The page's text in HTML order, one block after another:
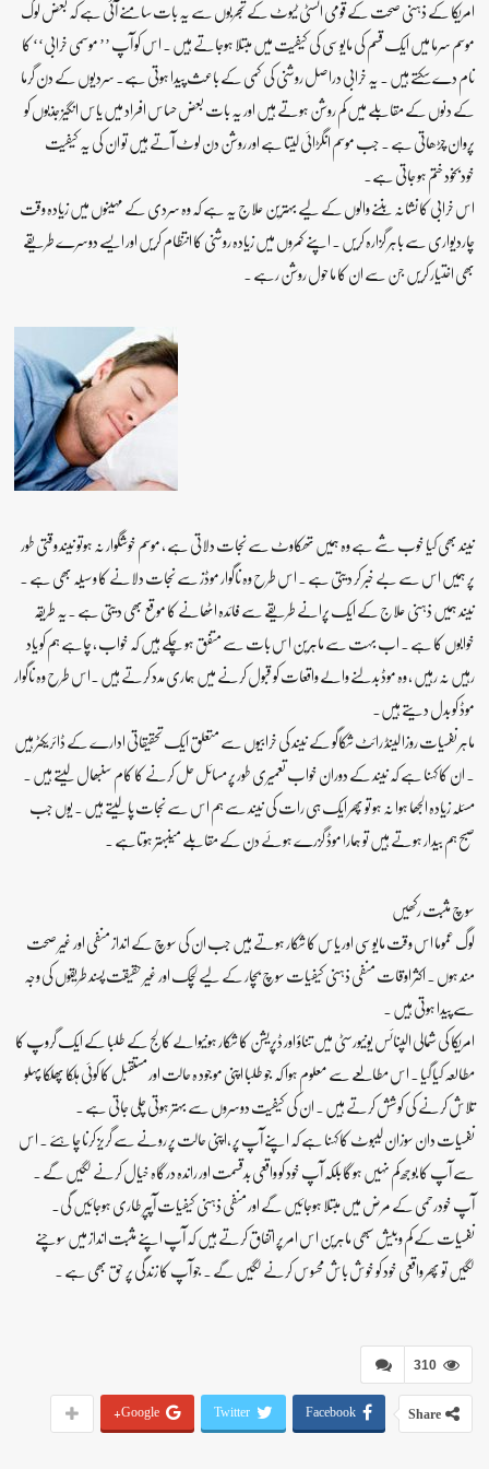
امریکا کے ذہنی صحت کے قومی انسٹی ٹیوٹ کے تجربوں سے یہ بات سامنے آئی ہے کہ بعض لوگ
موسم سرما میں ایک قسم کی مایوسی کی کیفیت میں مبتلا ہوجاتے ہیں ۔ اس کو آپ ’’ موسمی خرابی‘‘ کا
نام دے سکتے ہیں ۔ یہ خرابی دراصل روشنی کی کمی کے باعث پیدا ہوتی ہے۔ سردیوں کے دن گرما
کے دنوں کے مقابلے میں کم روشن ہوتے ہیں اور یہ بات بعض حساس افراد میں یاس انگیز جذبوں کو
پروان چڑھاتی ہے ۔ جب موسم انگڑائی لیتا ہے اور روشن دن لوٹ آتے ہیں تو ان کی یہ کیفیت
خودبخود ختم ہو جاتی ہے۔
اس خرابی کا نشانہ بننے والوں کے لیے بہترین علاج یہ ہے کہ وہ سردی کے مہینوں میں زیادہ وقت
چاردیواری سے باہر گزارہ کریں ۔ اپنے کمروں میں زیادہ روشنی کا انتظام کریں اور ایسے دوسرے طریقے
بھی اختیار کریں جن سے ان کا ماحول روشن رہے ۔
نیند بھی کیا خوب شے ہے وہ ہمیں تھکاوٹ سے نجات دلاتی ہے ، موسم خوشگوار نہ ہوتو نیند وقتی طور
پر ہمیں اس سے بے خبر کر دیتی ہے ۔ اس طرح وہ ناگوار موڈز سے نجات دلانے کا وسیلہ بھی ہے ۔
نیند ہمیں ذہنی علاج کے ایک پرانے طریقے سے فائدہ اٹھانے کا موقع بھی دیتی ہے ۔یہ طریقہ
خوابوں کا ہے ۔ اب بہت سے ماہرین اس بات سے متفق ہو چکے ہیں کہ خواب ، چاہے ہم کو یاد
رہیں نہ رہیں ، وہ موڈ بدلنے والے واقعات کو قبول کرنے میں ہماری مدد کرتے ہیں ۔اس طرح وہ ناگوار
موڈ کو بدل دیتے ہیں۔
ماہر نفسیات روزا لینڈ رائٹ شکاگو کے نیند کی خرابیوں سے متعلق ایک تحقیقاتی ادارے کے ڈائریکٹر ہیں
۔ ان کا کہنا ہے کہ نیند کے دوران خواب تعمیری طور پر مسائل حل کرنے کا کام سنبھال لیتے ہیں ۔
مسئلہ زیادہ الجھا ہوا نہ ہو تو پھر ایک ہی رات کی نیند سے ہم اس سے نجات پا لیتے ہیں ۔ یوں جب
صبح ہم بیدار ہوتے ہیں تو ہمارا موڈ گزرے ہوئے دن کے مقابلے میںبہتر ہوتاہے ۔
سوچ مثبت رکھیں
لوگ عموما اس وقت مایوسی اور یاس کا شکار ہوتے ہیں جب ان کی سوچ کے انداز منفی اور غیر صحت
مند ہوں ۔ اکثر اوقات منفی ذہنی کیفیات سوچ بچار کے لیے لچک اور غیر حقیقت پسند طریقوں کی وجہ
سے پیدا ہوتی ہیں ۔
امریکا کی شمالی الپنائس یونیورسٹی میں تناؤ اور ڈپریشن کا شکار ہونیوالے کالج کے طلبا کے ایک گروپ کا
مطالعہ کیا گیا ۔ اس مطالعے سے معلوم ہوا کہ جو طلبا اپنی موجود ہ حالت اور مستقبل کا کوئی ہلکا پھلکا پہلو
تلاش کرنے کی کوشش کرتے ہیں ۔ ان کی کیفیت دوسروں سے بہتر ہوتی چلی جاتی ہے ۔
نفسیات دان سوزان لیبوٹ کا کہنا ہے کہ اپنے آپ پر ،اپنی حالت پر رونے سے گریز کرنا چاہئے ۔ اس
سے آپ کا بوجھ کم نہیں ہوگا بلکہ آپ خود کو واقعی بدقسمت اور راندہ درگاہ خیال کرنے لگیں گے ۔
آپ خودرحمی کے مرض میں مبتلا ہوجائیں گے اور منفی ذہنی کیفیات آپپر طاری ہوجائیں گی۔
نفسیات کے کم وبیش سبھی ماہرین اس امر پر اتفاق کرتے ہیں کہ آپ اپنے مثبت انداز میں سوچنے
لگیں تو پھر واقعی خود کو خوش باش محسوس کرنے لگیں گے ۔ جو آپ کا زندگی پر حق بھی ہے ۔
310
Share
Facebook
Twitter
Google+